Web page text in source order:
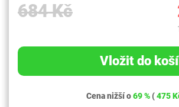
684 Kč
Vložit do
Cena nižší o69 %(475